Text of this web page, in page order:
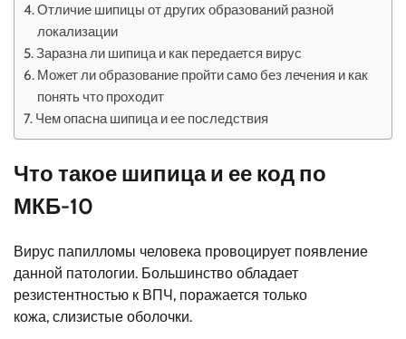
Отличие шипицы от других образований разной
локализации
Заразна ли шипица и как передается вирус
Может ли образование пройти само без лечения и как
понять что проходит
Чем опасна шипица и ее последствия
Что такое шипица и ее код по
МКБ-10
Вирус папилломы человека провоцирует появление
данной патологии. Большинство обладает
резистентностью к ВПЧ, поражается только
кожа, слизистые оболочки.